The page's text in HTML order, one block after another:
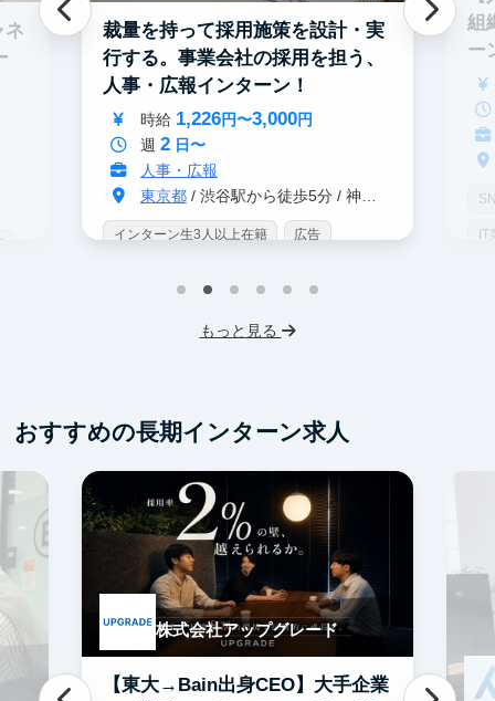
ネ
裁量を持って採用施策を設計・実
行する。事業会社の採用を担う、
人事・広報インターン！
時給 1,226円〜3,000円
週 2日〜
人事・広報
東京都/ 渋谷駅から徒歩5分 / 神泉駅から徒歩3分
インターン生3人以上在籍 広告
フレックス勤務 服装髪型自由
組
ー
IT
もっと見る
おすすめの長期インターン求人
株式会社アップグレード
【東大→Bain出身CEO】大手企業